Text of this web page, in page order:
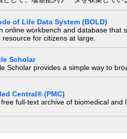
of Life Data System (BOLD)
online workbench and database that
resource for citizens at large.
Scholar
Scholar provides a simple way to
Central® (PMC)
full-text archive of biomedical and